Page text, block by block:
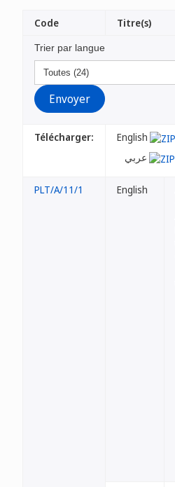
Trier par langue
Télécharger: English
Code Titre(s)
PLT/A/11/1 English